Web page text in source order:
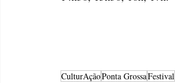
CulturAçãoPonta GrossaFestival